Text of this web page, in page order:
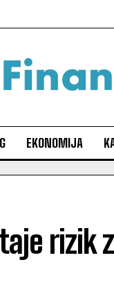
EKONOMIJA
rizik